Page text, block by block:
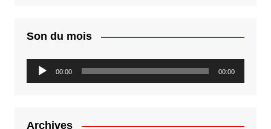
Son du mois
Lecteur
audio
00:00 00:00
Archives